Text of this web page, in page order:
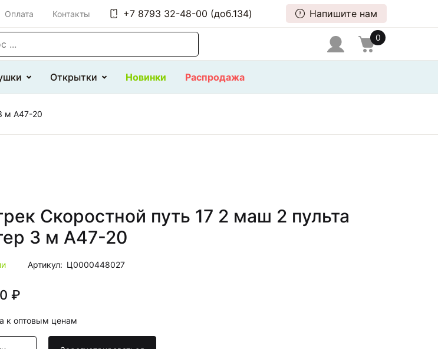
Оплата Контакты +7 8793 32-48-00 (доб.134) Напишите нам
0
Открытки Новинки Распродажа
м A47-20
Скоростной путь 17 2 маш 2 пульта
3 м A47-20
Артикул: Ц0000448027
₽
к оптовым ценам